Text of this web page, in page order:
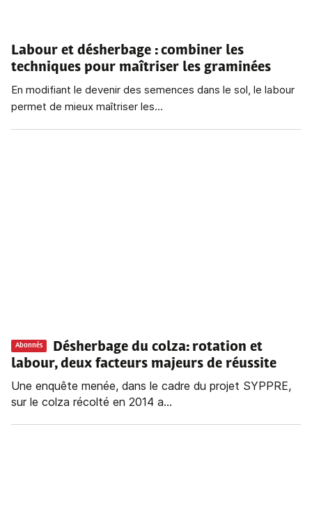
Labour et désherbage : combiner les
techniques pour maîtriser les graminées
En modifiant le devenir des semences dans le sol, le labour
permet de mieux maîtriser les...
Abonnés
Désherbage du colza: rotation et
labour, deux facteurs majeurs de réussite
Une enquête menée, dans le cadre du projet SYPPRE,
sur le colza récolté en 2014 a...